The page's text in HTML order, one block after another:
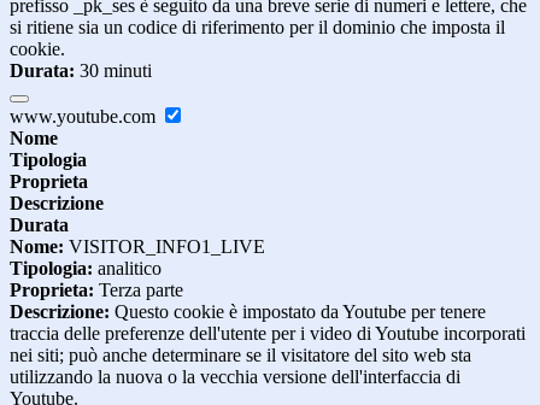
prefisso _pk_ses è seguito da una breve serie di numeri e lettere, che
si ritiene sia un codice di riferimento per il dominio che imposta il
cookie.
Durata: 30 minuti
www.youtube.com
Nome
Tipologia
Proprieta
Descrizione
Durata
Nome: VISITOR_INFO1_LIVE
Tipologia: analitico
Proprieta: Terza parte
Descrizione: Questo cookie è impostato da Youtube per tenere
traccia delle preferenze dell'utente per i video di Youtube incorporati
nei siti; può anche determinare se il visitatore del sito web sta
utilizzando la nuova o la vecchia versione dell'interfaccia di
Youtube.